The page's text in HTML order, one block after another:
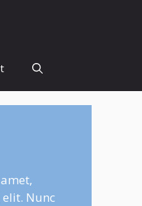
Nunc